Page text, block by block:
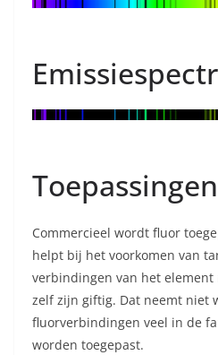
Toepassingen
Commercieel wordt fluor
helpt bij het voorkomen van
verbindingen van het element
zelf zijn giftig. Dat neemt niet
fluorverbindingen veel in de
worden toegepast.